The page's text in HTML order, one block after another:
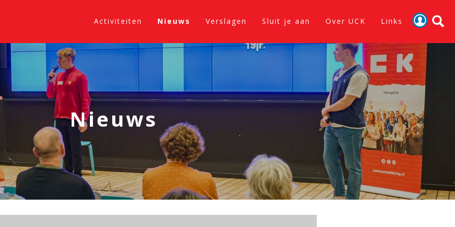
Activiteiten Nieuws Verslagen Sluit je aan Over UCK Links
Nieuws
Activiteiten
Nieuws
Verslagen
Sluit je aan
Over UCK
Links